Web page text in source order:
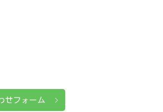
せフォーム